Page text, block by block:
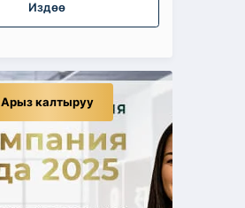
Издөө
Арыз калтыруу